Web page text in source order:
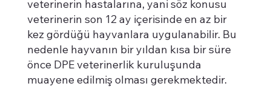
veterinerin hastalarına, yani söz konusu
veterinerin son 12 ay içerisinde en az bir
kez gördüğü hayvanlara uygulanabilir. Bu
nedenle hayvanın bir yıldan kısa bir süre
önce DPE veterinerlik kuruluşunda
muayene edilmiş olması gerekmektedir.